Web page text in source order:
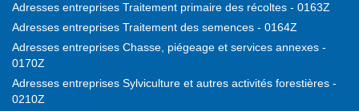
Adresses entreprises Traitement primaire des récoltes - 0163Z
Adresses entreprises Traitement des semences - 0164Z
Adresses entreprises Chasse, piégeage et services annexes -
0170Z
Adresses entreprises Sylviculture et autres activités forestières -
0210Z